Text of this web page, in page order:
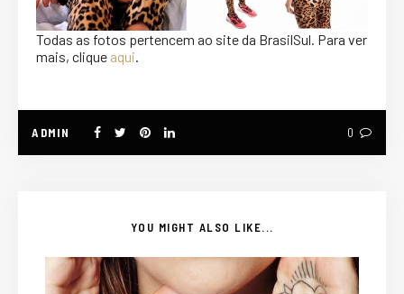
Todas as fotos pertencem ao site da BrasilSul. Para ver
mais, clique aqui.
ADMIN 0
YOU MIGHT ALSO LIKE...